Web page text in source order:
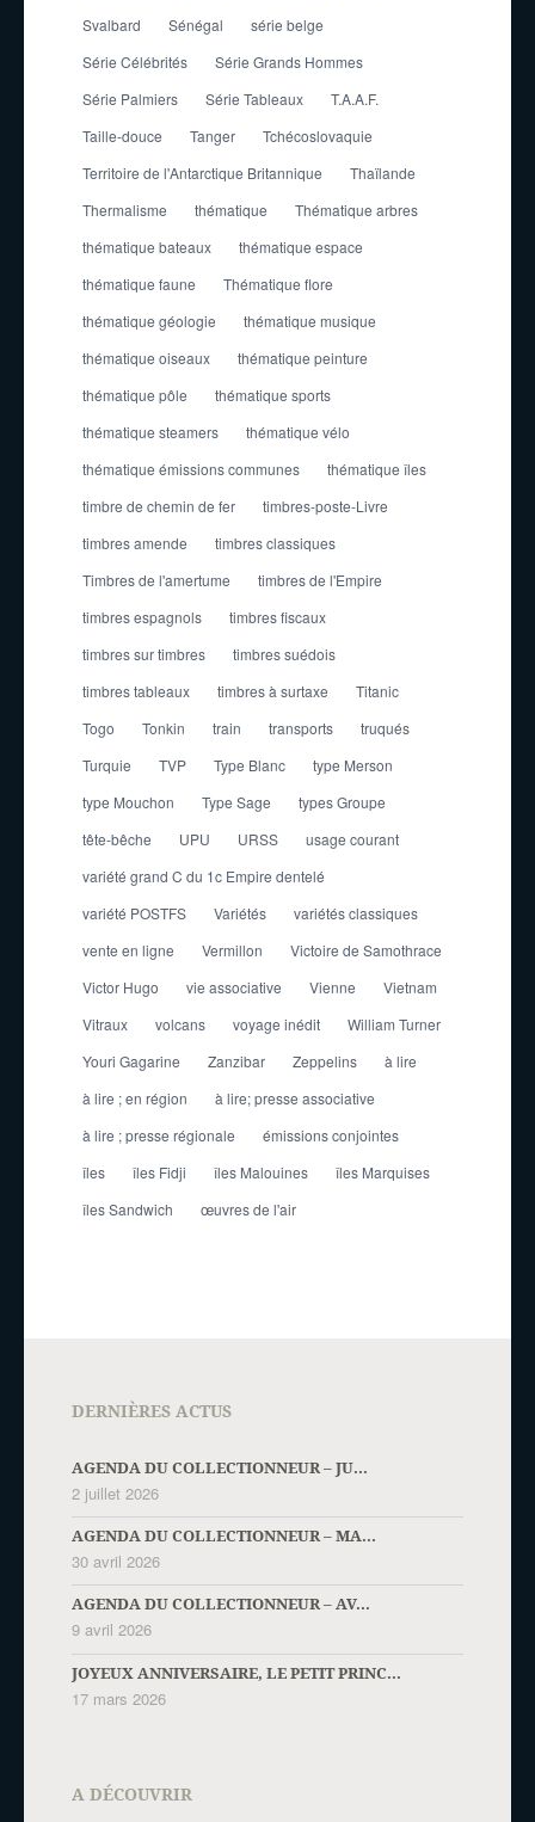
Svalbard
Sénégal
série belge
Série Célébrités
Série Grands Hommes
Série Palmiers
Série Tableaux
T.A.A.F.
Taille-douce
Tanger
Tchécoslovaquie
Territoire de l'Antarctique Britannique
Thaïlande
Thermalisme
thématique
Thématique arbres
thématique bateaux
thématique espace
thématique faune
Thématique flore
thématique géologie
thématique musique
thématique oiseaux
thématique peinture
thématique pôle
thématique sports
thématique steamers
thématique vélo
thématique émissions communes
thématique îles
timbre de chemin de fer
timbres-poste-Livre
timbres amende
timbres classiques
Timbres de l'amertume
timbres de l'Empire
timbres espagnols
timbres fiscaux
timbres sur timbres
timbres suédois
timbres tableaux
timbres à surtaxe
Titanic
Togo
Tonkin train transports
truqués
Turquie
TVP Type Blanc
type Merson
type Mouchon
Type Sage
types Groupe
tête-bêche
UPU URSS
usage courant
variété grand C du 1c Empire dentelé
variété POSTFS
Variétés
variétés classiques
vente en ligne
Vermillon
Victoire de Samothrace
Victor Hugo
vie associative Vienne
Vietnam
Vitraux
volcans voyage inédit
William Turner
Youri Gagarine
Zanzibar Zeppelins
à lire
à lire ; en région
à lire; presse associative
à lire ; presse régionale
émissions conjointes
îles
îles Fidji îles Malouines
îles Marquises
îles Sandwich
œuvres de l'air
DERNIÈRES ACTUS
AGENDA DU COLLECTIONNEUR – JU...
2 juillet 2026
AGENDA DU COLLECTIONNEUR – MA...
30 avril 2026
AGENDA DU COLLECTIONNEUR – AV...
9 avril 2026
JOYEUX ANNIVERSAIRE, LE PETIT PRINC...
17 mars 2026
A DÉCOUVRIR